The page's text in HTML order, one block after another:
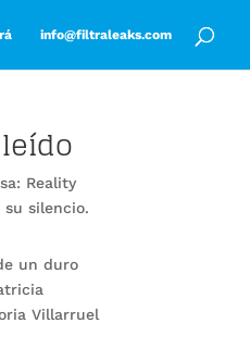
info@filtraleaks.com
Reality
silencio.
un duro
Villarruel